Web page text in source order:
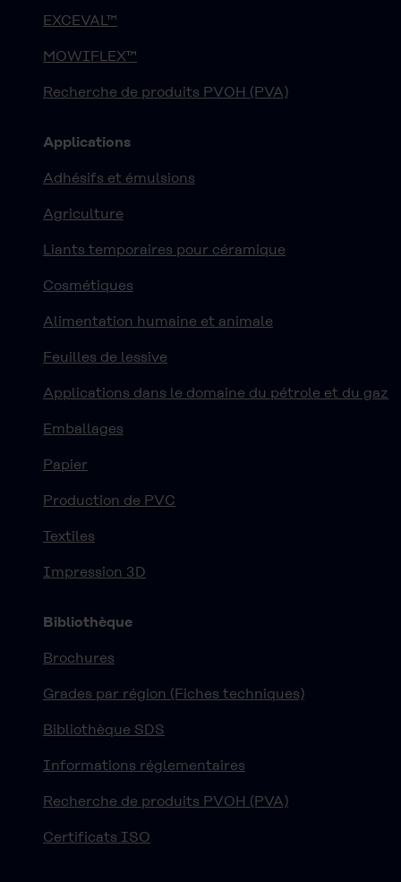
EXCEVAL™
MOWIFLEX™
Recherche de produits PVOH (PVA)
Applications
Adhésifs et émulsions
Agriculture
Liants temporaires pour céramique
Cosmétiques
Alimentation humaine et animale
Feuilles de lessive
Applications dans le domaine du pétrole et du gaz
Emballages
Papier
Production de PVC
Textiles
Impression 3D
Bibliothèque
Brochures
Grades par région (Fiches techniques)
Bibliothèque SDS
Informations réglementaires
Recherche de produits PVOH (PVA)
Certificats ISO